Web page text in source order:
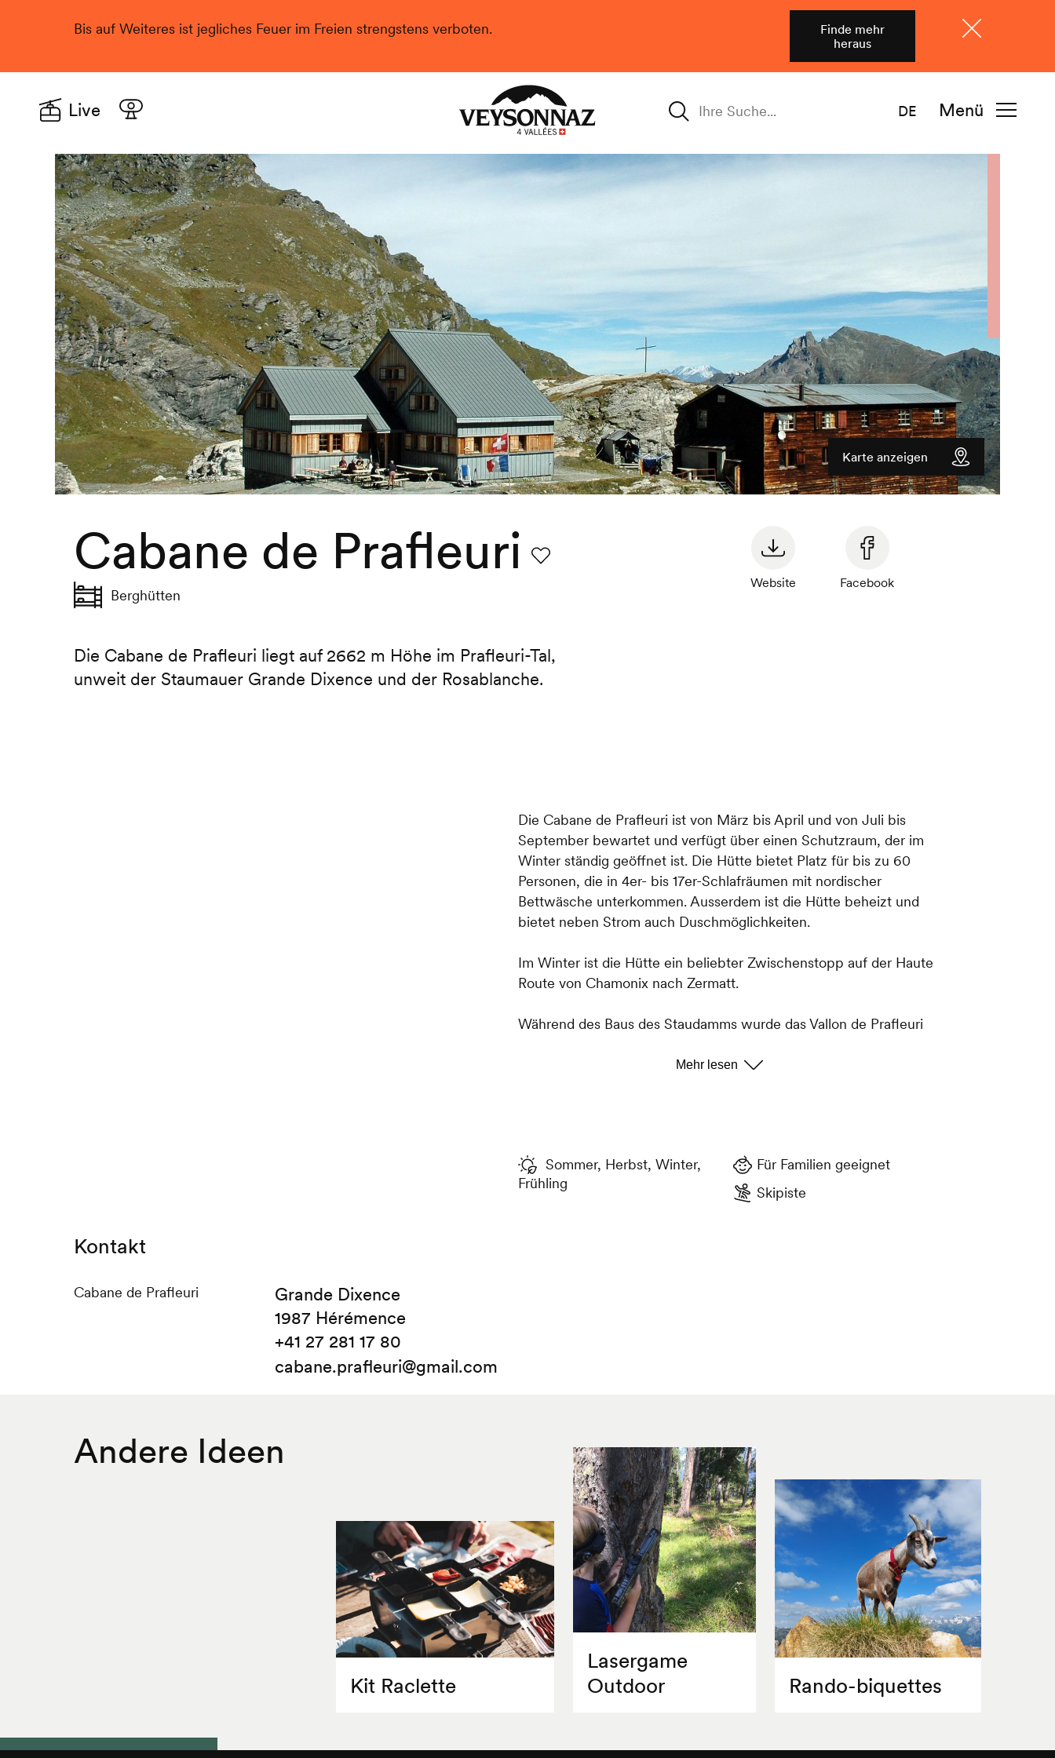
Bis auf Weiteres ist jegliches Feuer im Freien strengstens verboten.
Finde mehr
heraus
Veysonnaz
Menü
Live
Karte anzeigen
Cabane de Prafleuri
Berghütten
Die Cabane de Prafleuri liegt auf 2662 m Höhe im Prafleuri-Tal,
unweit der Staumauer Grande Dixence und der Rosablanche.
Website Facebook
Die Cabane de Prafleuri ist von März bis April und von Juli bis
September bewartet und verfügt über einen Schutzraum, der im
Winter ständig geöffnet ist. Die Hütte bietet Platz für bis zu 60
Personen, die in 4er- bis 17er-Schlafräumen mit nordischer
Bettwäsche unterkommen. Ausserdem ist die Hütte beheizt und
bietet neben Strom auch Duschmöglichkeiten.
Im Winter ist die Hütte ein beliebter Zwischenstopp auf der Haute
Route von Chamonix nach Zermatt.
Während des Baus des Staudamms wurde das Vallon de Prafleuri
Deutsch mit Blumenwiese übersetzt wird, mutet die Umgebung
Frühling
Für Familien geeignet
Skipiste
Kontakt
Cabane de Prafleuri
Grande Dixence
1987 Hérémence
+41 27 281 17 80
cabane.prafleuri@gmail.com
Andere Ideen
Kit Raclette
Lasergame
Outdoor
Rando-biquettes